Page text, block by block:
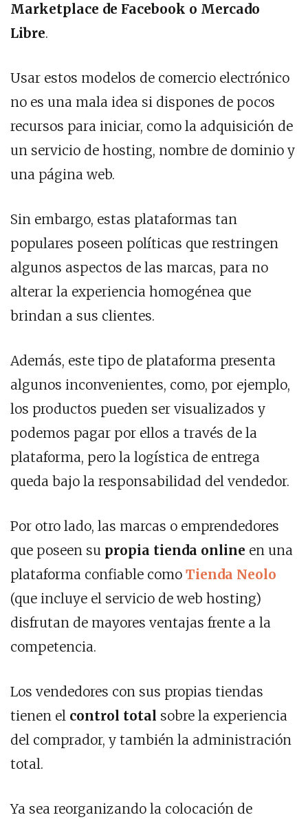
Marketplace de Facebook o Mercado
Libre.
Usar estos modelos de comercio electrónico
no es una mala idea si dispones de pocos
recursos para iniciar, como la adquisición de
un servicio de hosting, nombre de dominio y
una página web.
Sin embargo, estas plataformas tan
populares poseen políticas que restringen
algunos aspectos de las marcas, para no
alterar la experiencia homogénea que
brindan a sus clientes.
Además, este tipo de plataforma presenta
algunos inconvenientes, como, por ejemplo,
los productos pueden ser visualizados y
podemos pagar por ellos a través de la
plataforma, pero la logística de entrega
queda bajo la responsabilidad del vendedor.
Por otro lado, las marcas o emprendedores
que poseen su propia tienda online en una
plataforma confiable como Tienda Neolo
(que incluye el servicio de web hosting)
disfrutan de mayores ventajas frente a la
competencia.
Los vendedores con sus propias tiendas
tienen el control total sobre la experiencia
del comprador, y también la administración
total.
Ya sea reorganizando la colocación de